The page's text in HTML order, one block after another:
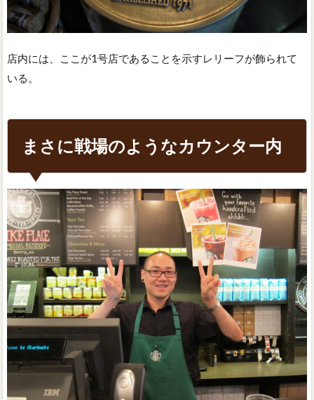
店内には、ここが1号店であることを示すレリーフが飾られて
いる。
まさに戦場のようなカウンター内